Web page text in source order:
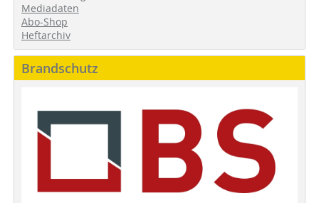
Mediadaten
Abo-Shop
Heftarchiv
Brandschutz